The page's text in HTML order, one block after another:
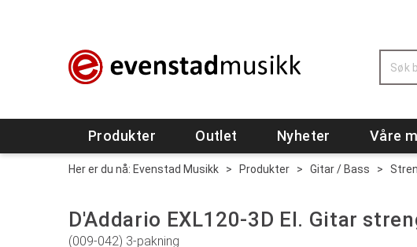
Produkter Outlet Nyheter Våre
Her er du nå: Evenstad Musikk > Produkter > Gitar / Bass >
D'Addario EXL120-3D El. Gitar
(009-042) 3-pakning